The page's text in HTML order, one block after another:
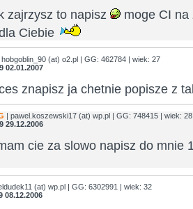
zajrzysz to napisz
moge CI
Ciebie
hobgoblin_90 (at) o2.pl | GG: 462784 | wiek: 27
02.01.2007
znapisz ja chetnie popisze z
| pawel.koszewski17 (at) wp.pl | GG: 748415 | wiek: 28
29.12.2006
cie za slowo napisz do mnie
(at) wp.pl | GG: 6302991 | wiek: 32
08.12.2006